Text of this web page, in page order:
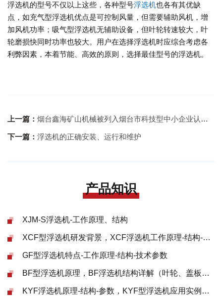
浮选机的型号不仅以上这些，各种型号浮选机也各有其优缺
点，如充气型浮选机优点是可控制风量，但需要辅助风机，增
加风机功率；吸气型浮选机无辅助设备，但叶轮转速较大，叶
轮磨损快同时功率也较大。用户在选择浮选机时应综合考虑各
利弊因素，本着节能、高效的原则，选择最佳型号的浮选机。
上一篇： 烟台鑫海矿山机械被列入烟台市科技型中小企业认定推荐
下一篇： 浮选机的正确安装、运行和维护
产品知识
XJM-S浮选机-工作原理、结构
XCF型浮选机研发背景，XCF浮选机工作原理-结构-参数
GF型浮选机特点-工作原理-结构-技术参数
BF型浮选机原理，BF浮选机结构详解（叶轮、盖板等）
KYF浮选机原理-结构-参数，KYF型浮选机应用实例解析